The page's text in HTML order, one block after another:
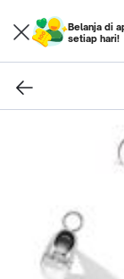
Belanja di
setiap hari!